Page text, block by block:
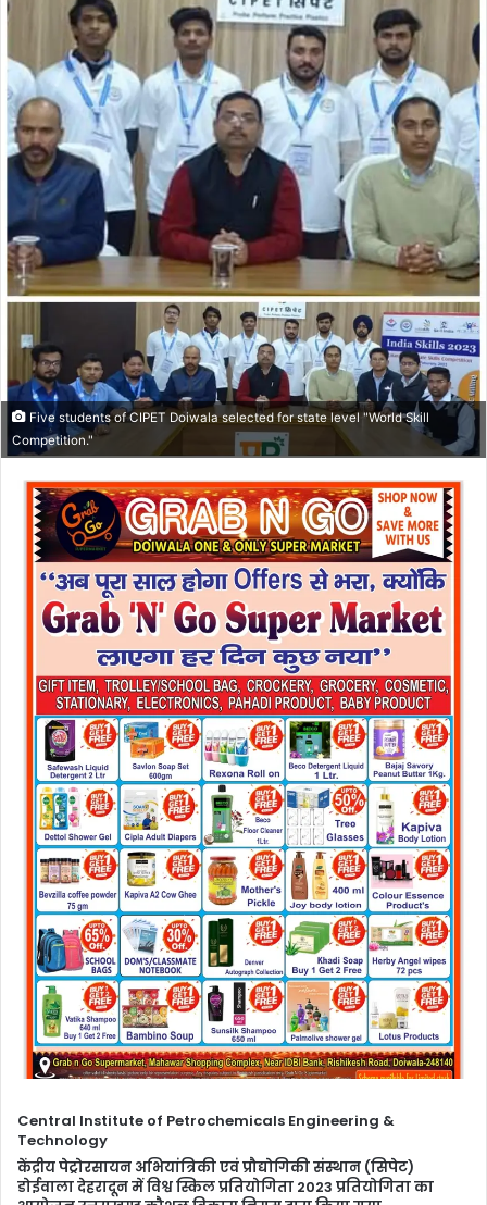
a
n
e
m
a
i
l
Five students of CIPET Doiwala selected for state level "World Skill
Competition."
Central Institute of Petrochemicals Engineering &
Technology
केंद्रीय पेट्रोरसायन अभियांत्रिकी एवं प्रौद्योगिकी संस्थान (सिपेट)
डोईवाला देहरादून में विश्व स्किल प्रतियोगिता 2023 प्रतियोगिता का